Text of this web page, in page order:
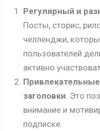
Регулярный и
Посты, сторис,
челленджи,
пользователей
активно
заголовки. Это
внимание и
подписке.